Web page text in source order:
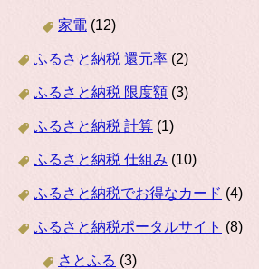
家電 (12)
ふるさと納税 還元率 (2)
ふるさと納税 限度額 (3)
ふるさと納税 計算 (1)
ふるさと納税 仕組み (10)
ふるさと納税でお得なカード (4)
ふるさと納税ポータルサイト (8)
さとふる (3)